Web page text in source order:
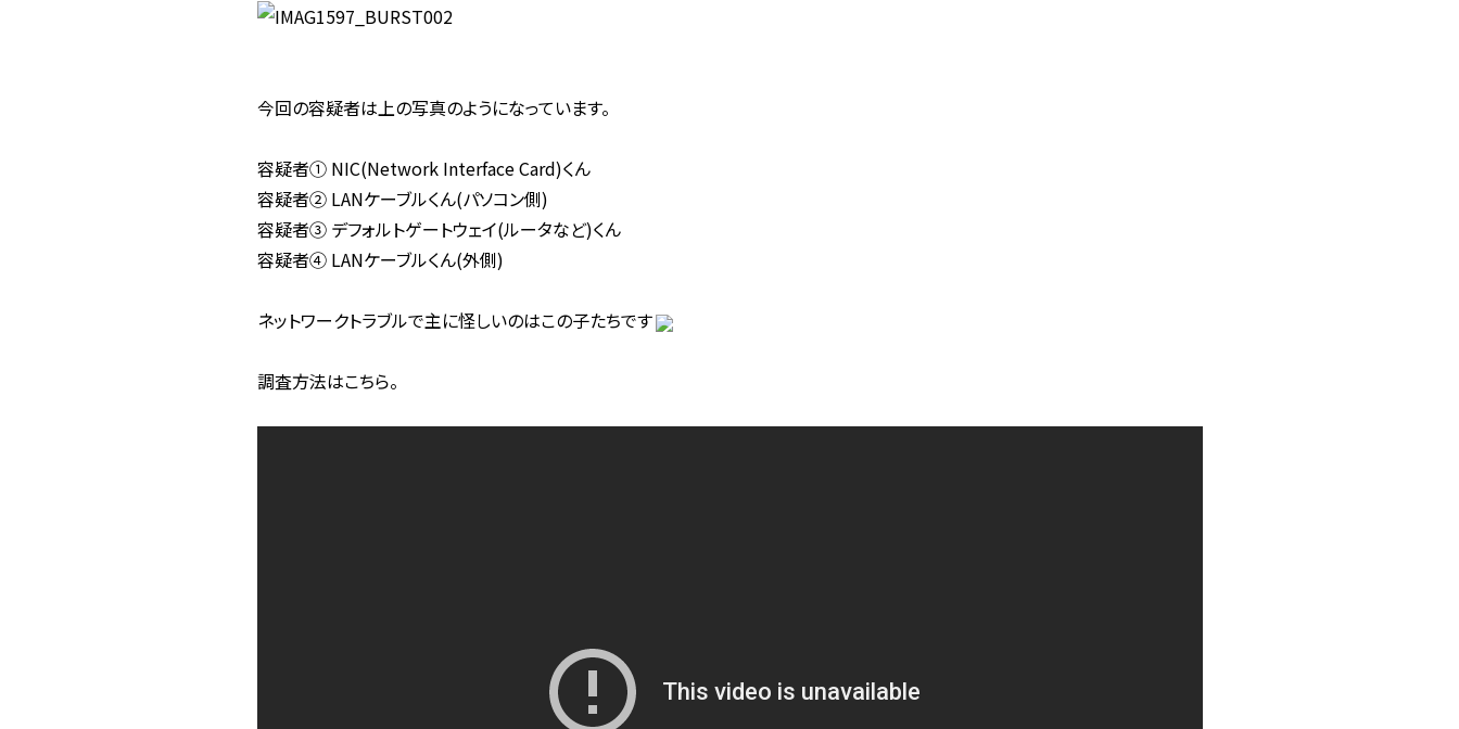
今回の容疑者は上の写真のようになっています。
容疑者① NIC(Network Interface Card)くん
容疑者② LANケーブルくん(パソコン側)
容疑者③ デフォルトゲートウェイ(ルータなど)くん
容疑者④ LANケーブルくん(外側)
ネットワークトラブルで主に怪しいのはこの子たちです
調査方法はこちら。